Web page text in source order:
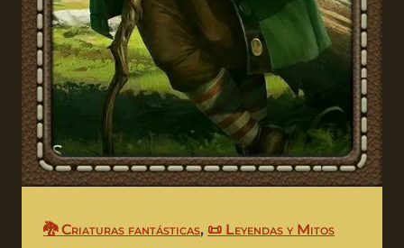
🐉 Criaturas fantásticas, 📜 Leyendas y Mitos